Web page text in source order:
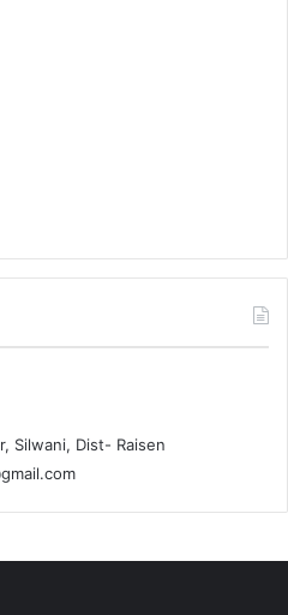
Silwani, Dist- Raisen